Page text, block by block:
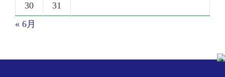
30
31
« 6月